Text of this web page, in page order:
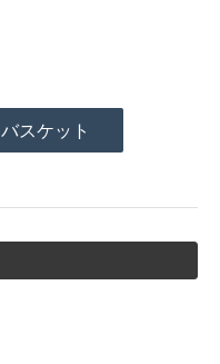
バスケット